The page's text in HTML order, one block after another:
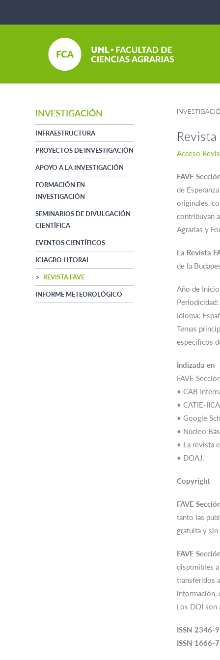
INVESTIGACIÓN
INFRAESTRUCTURA
PROYECTOS DE INVESTIGACIÓN
APOYO A LA INVESTIGACIÓN
FORMACIÓN EN
INVESTIGACIÓN
SEMINARIOS DE DIVULGACIÓN
CIENTÍFICA
EVENTOS CIENTÍFICOS
ICIAGRO LITORAL
REVISTA FAVE
INFORME METEOROLÓGICO
Revista
Acceso
FAVE
de
originales,
contribuyan
Agrarias y
La Revista
de la
Año de
Idioma:
Temas
específicos
Indizada en
FAVE
• CAB
• CATIE-IICA
• Google
• Núcleo
• La revista
• DOAJ.
Copyright
FAVE
tanto las
gratuita y
FAVE
disponibles
transferidos
información,
Los DOI son
ISSN
ISSN